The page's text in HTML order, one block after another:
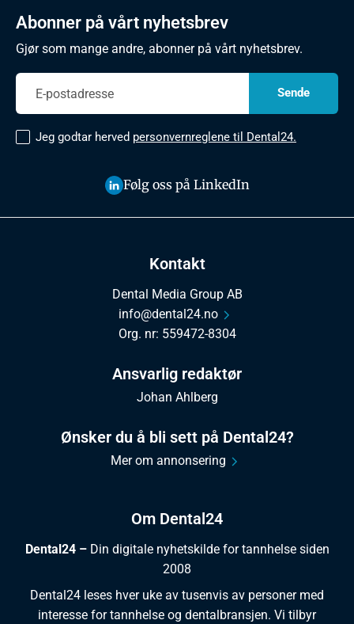
Om Dental24
Dental24 – Din digitale nyhetskilde for tannhelse siden
2008
Dental24 leses hver uke av tusenvis av personer med
interesse for tannhelse og dentalbransjen. Vi tilbyr
Kontakt
Dental Media Group AB
info@dental24.no
Org. nr: 559472-8304
Ansvarlig redaktør
Johan Ahlberg
Ønsker du å bli sett på Dental24?
Mer om annonsering
Abonner på vårt nyhetsbrev
Gjør som mange andre, abonner på vårt nyhetsbrev.
Jeg godtar herved personvernreglene til Dental24.
Følg oss på LinkedIn